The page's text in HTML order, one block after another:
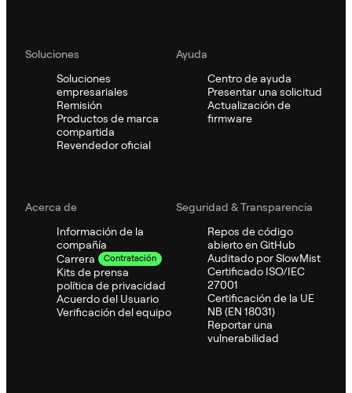
Soluciones
Soluciones
empresariales
Remisión
Productos de marca
compartida
Revendedor oficial
Ayuda
Centro de ayuda
Presentar una solicitud
Actualización de
firmware
Acerca de
Información de la
compañía
Carrera
Contratación
Kits de prensa
política de privacidad
Acuerdo del Usuario
Verificación del equipo
Seguridad & Transparencia
Repos de código
abierto en GitHub
Auditado por SlowMist
Certificado ISO/IEC
27001
Certificación de la UE
NB (EN 18031)
Reportar una
vulnerabilidad